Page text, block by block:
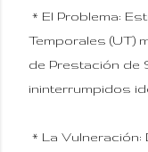
* El Problema:
Temporales (UT)
de Prestación de
ininterrumpidos
* La